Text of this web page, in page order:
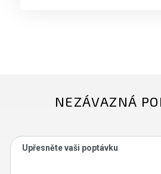
NEZÁVAZNÁ
Upřesněte vaši poptávku